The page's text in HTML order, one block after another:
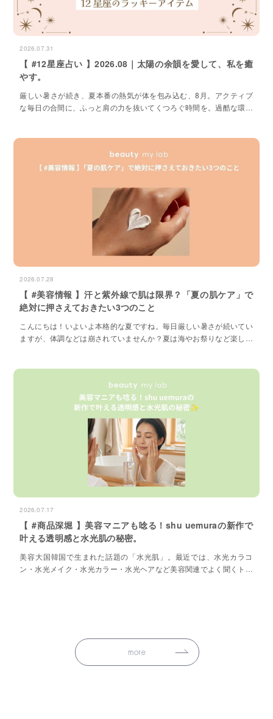
2026.07.31
【 #12星座占い 】2026.08｜太陽の余韻を愛して、私を癒
やす。
厳しい暑さが続き、夏本番の熱気が体を包み込む、8月。アクティブ
な毎日の合間に、ふっと肩の力を抜いてくつろぐ時間を。過酷な環境
2026.07.28
【 #美容情報 】汗と紫外線で肌は限界？「夏の肌ケア」で
絶対に押さえておきたい3つのこと
こんにちは！いよいよ本格的な夏ですね。毎日厳しい暑さが続いてい
ますが、体調などは崩されていませんか？夏は海やお祭りなど楽しい
2026.07.17
【 #商品深堀 】美容マニアも唸る！shu uemuraの新作で
叶える透明感と水光肌の秘密。
美容大国韓国で生まれた話題の「水光肌」。最近では、水光カラコ
ン・水光メイク・水光カラー・水光ヘアなど美容関連でよく聞くトレ
more